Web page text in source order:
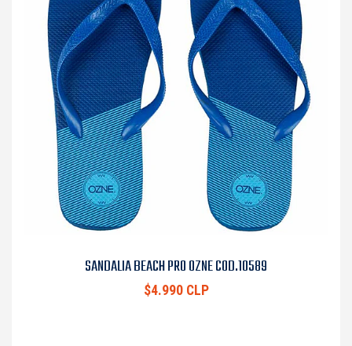
SANDALIA BEACH PRO OZNE COD.10589
$4.990 CLP